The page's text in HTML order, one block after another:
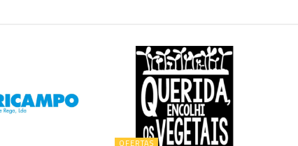
OFERTAS